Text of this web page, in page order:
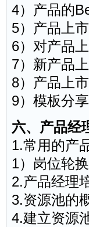
4）产品的
5）产品上
6）对产品
7）新产品
8）产品上
9）模板分
六、产品经
1.常用的产
1）岗位轮
2.产品经理
3.资源池的
4.建立资源